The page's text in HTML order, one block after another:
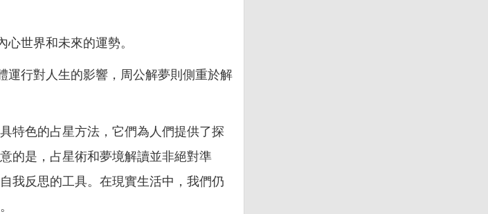
世界和未來的運勢。
運行對人生的影響，周公解夢則側重於解
特色的占星方法，它們為人們提供了探
的是，占星術和夢境解讀並非絕對準
我反思的工具。在現實生活中，我們仍